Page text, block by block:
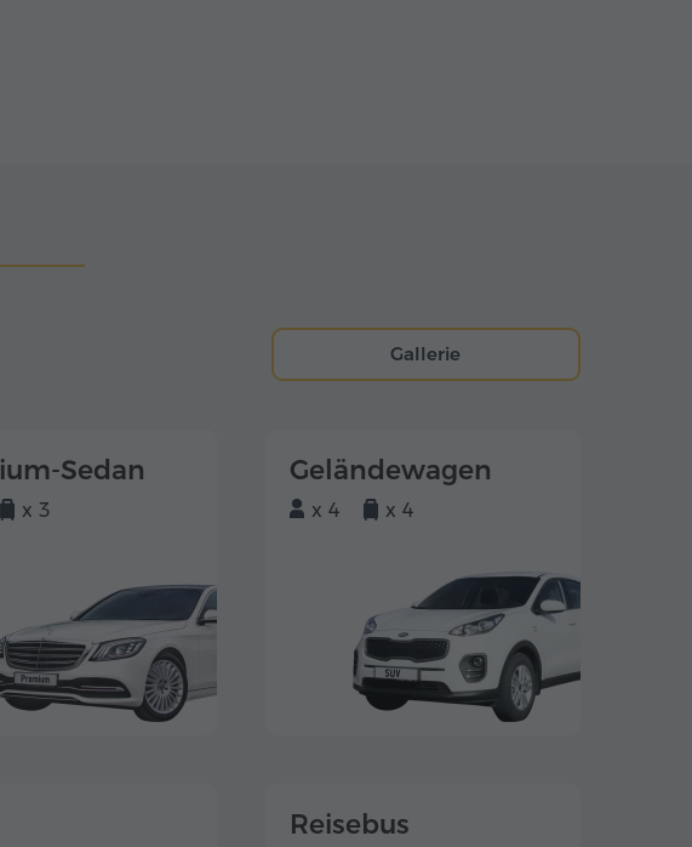
Gallerie
Sedan
x 3
Geländewagen
x 4 x 4
Reisebus